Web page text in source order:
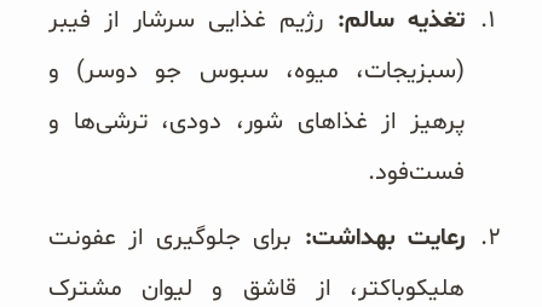
تغذیه سالم: رژیم غذایی سرشار از فیبر
(سبزیجات، میوه، سبوس جو دوسر) و
پرهیز از غذاهای شور، دودی، ترشی‌ها و
فست‌فود.
رعایت بهداشت: برای جلوگیری از عفونت
هلیکوباکتر، از قاشق و لیوان مشترک